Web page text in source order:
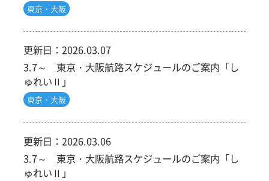
東京・大阪
更新日： 2026.03.07
3.7～ 東京・大阪航路スケジュールのご案内「し
ゅれいⅡ」
東京・大阪
更新日： 2026.03.06
3.7～ 東京・大阪航路スケジュールのご案内「し
ゅれいⅡ」